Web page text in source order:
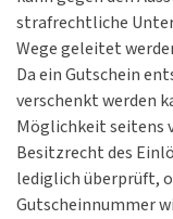
strafrechtliche
Wege geleitet
Da ein Gutschein
verschenkt werden
Möglichkeit seitens
Besitzrecht des
lediglich überprüft,
Gutscheinnummer